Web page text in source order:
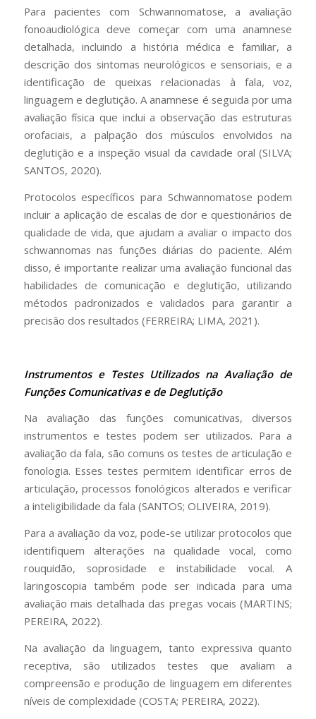
Para pacientes com Schwannomatose, a avaliação
fonoaudiológica deve começar com uma anamnese
detalhada, incluindo a história médica e familiar, a
descrição dos sintomas neurológicos e sensoriais, e a
identificação de queixas relacionadas à fala, voz,
linguagem e deglutição. A anamnese é seguida por uma
avaliação física que inclui a observação das estruturas
orofaciais, a palpação dos músculos envolvidos na
deglutição e a inspeção visual da cavidade oral (SILVA;
SANTOS, 2020).
Protocolos específicos para Schwannomatose podem
incluir a aplicação de escalas de dor e questionários de
qualidade de vida, que ajudam a avaliar o impacto dos
schwannomas nas funções diárias do paciente. Além
disso, é importante realizar uma avaliação funcional das
habilidades de comunicação e deglutição, utilizando
métodos padronizados e validados para garantir a
precisão dos resultados (FERREIRA; LIMA, 2021).
Instrumentos e Testes Utilizados na Avaliação de
Funções Comunicativas e de Deglutição
Na avaliação das funções comunicativas, diversos
instrumentos e testes podem ser utilizados. Para a
avaliação da fala, são comuns os testes de articulação e
fonologia. Esses testes permitem identificar erros de
articulação, processos fonológicos alterados e verificar
a inteligibilidade da fala (SANTOS; OLIVEIRA, 2019).
Para a avaliação da voz, pode-se utilizar protocolos que
identifiquem alterações na qualidade vocal, como
rouquidão, soprosidade e instabilidade vocal. A
laringoscopia também pode ser indicada para uma
avaliação mais detalhada das pregas vocais (MARTINS;
PEREIRA, 2022).
Na avaliação da linguagem, tanto expressiva quanto
receptiva, são utilizados testes que avaliam a
compreensão e produção de linguagem em diferentes
níveis de complexidade (COSTA; PEREIRA, 2022).